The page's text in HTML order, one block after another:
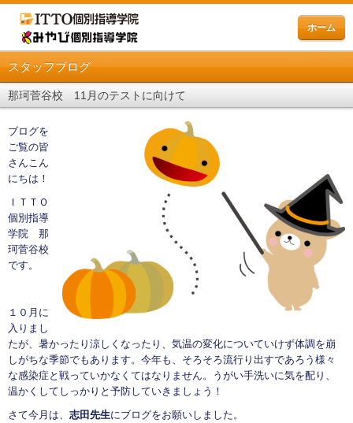
ホーム
スタッフブログ
那珂菅谷校 11月のテストに向けて
ブログを
ご覧の皆
さんこん
にちは！
ＩＴＴＯ
個別指導
学院 那
珂菅谷校
です。
１０月に
入りまし
たが、暑かったり涼しくなったり、気温の変化についていけず体調を崩
しがちな季節でもあります。今年も、そろそろ流行り出すであろう様々
な感染症と戦っていかなくてはなりません。うがい手洗いに気を配り、
温かくしてしっかりと予防していきましょう！
さて今月は、 志田先生にブログをお願いしました。